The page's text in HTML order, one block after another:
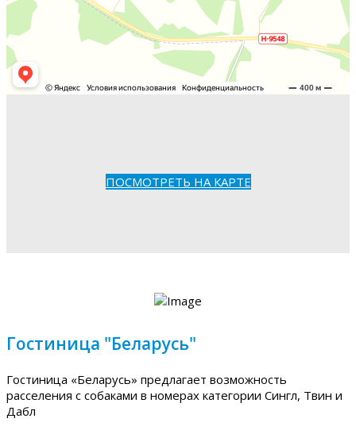
ПОСМОТРЕТЬ НА КАРТЕ
Гостиница "Беларусь"
Гостиница «Беларусь» предлагает возможность
расселения с собаками в номерах категории Сингл, Твин и
Дабл